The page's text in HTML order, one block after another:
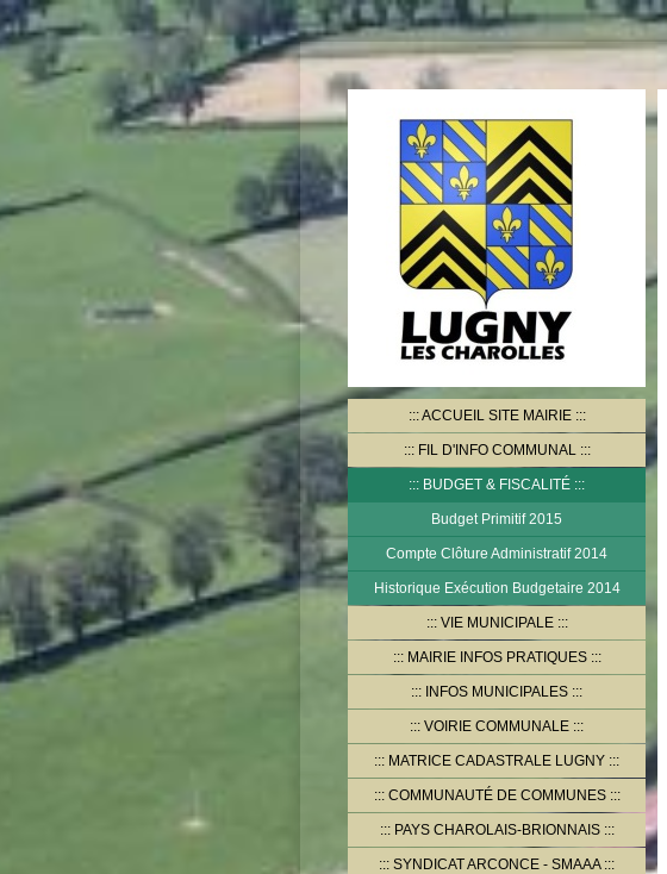
ACCUEIL SITE MAIRIE
FIL D'INFO COMMUNAL
BUDGET & FISCALITÉ
Budget Primitif 2015
Compte Clôture Administratif 2014
Historique Exécution Budgetaire 2014
VIE MUNICIPALE
MAIRIE INFOS PRATIQUES
INFOS MUNICIPALES
VOIRIE COMMUNALE
MATRICE CADASTRALE LUGNY
COMMUNAUTÉ DE COMMUNES
PAYS CHAROLAIS-BRIONNAIS
SYNDICAT ARCONCE - SMAAA